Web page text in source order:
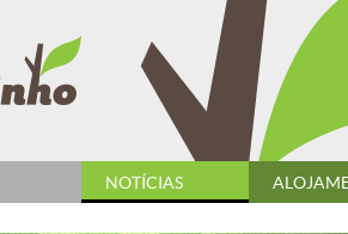
NOTÍCIAS